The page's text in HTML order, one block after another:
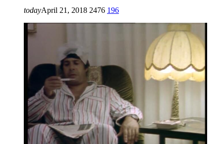
todayApril 21, 2018 2476 196